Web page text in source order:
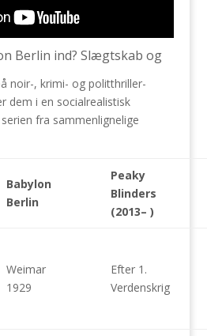
Berlin ind? Slægtskab og
noir-, krimi- og politthriller-
dem i en socialrealistisk
fra sammenlignelige
Babylon
Berlin
Peaky
Blinders
(2013– )
Weimar
1929
Efter 1.
Verdenskrig